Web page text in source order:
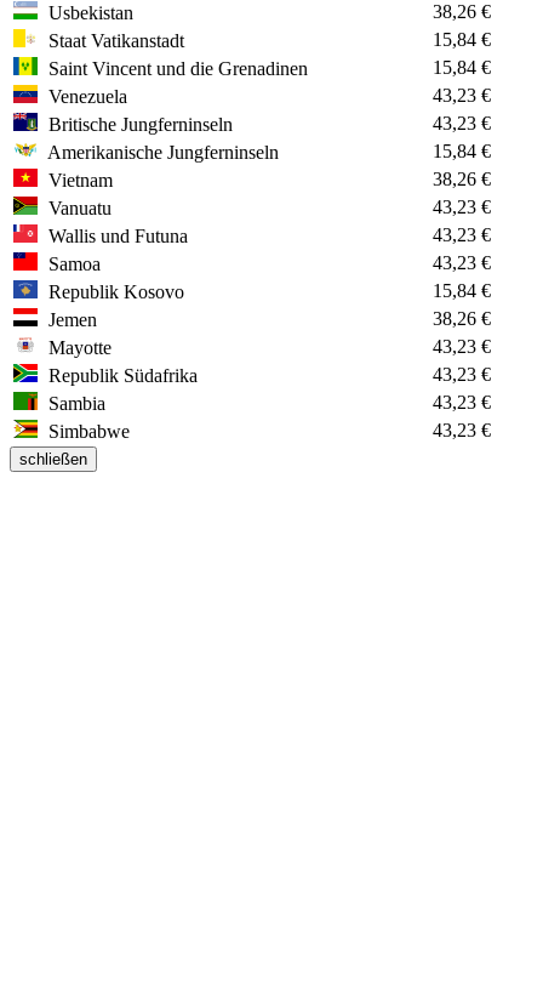
Usbekistan
38,26 €
Staat Vatikanstadt
15,84 €
Saint Vincent und die Grenadinen
15,84 €
Venezuela
43,23 €
Britische Jungferninseln
43,23 €
Amerikanische Jungferninseln
15,84 €
Vietnam
38,26 €
Vanuatu
43,23 €
Wallis und Futuna
43,23 €
Samoa
43,23 €
Republik Kosovo
15,84 €
Jemen
38,26 €
Mayotte
43,23 €
Republik Südafrika
43,23 €
Sambia
43,23 €
Simbabwe
43,23 €
schließen